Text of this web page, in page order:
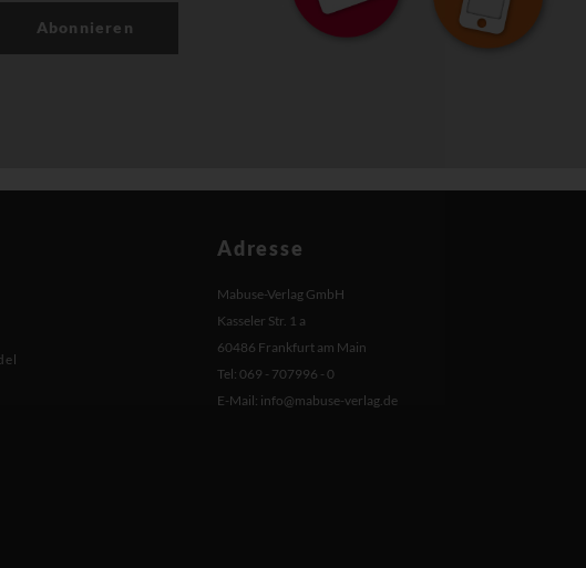
Abonnieren
Adresse
Mabuse-Verlag GmbH
Kasseler Str. 1 a
60486 Frankfurt am Main
Tel: 069 - 707996 - 0
E-Mail: info@mabuse-verlag.de